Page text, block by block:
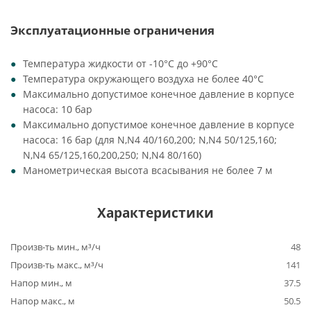
Эксплуатационные ограничения
Температура жидкости от -10°C до +90°C
Температура окружающего воздуха не более 40°C
Максимально допустимое конечное давление в корпусе
насоса: 10 бар
Максимально допустимое конечное давление в корпусе
насоса: 16 бар (для N,N4 40/160,200; N,N4 50/125,160;
N,N4 65/125,160,200,250; N,N4 80/160)
Манометрическая высота всасывания не более 7 м
Характеристики
Произв-ть мин., м³/ч
48
Произв-ть макс., м³/ч
141
Напор мин., м
37.5
Напор макс., м
50.5